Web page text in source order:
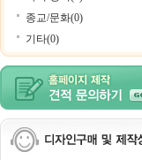
종교/문화(0)
기타(0)